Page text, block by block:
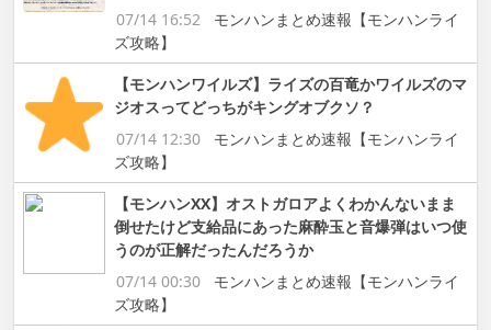
07/14 16:52
モンハンまとめ速報【モンハンライ
ズ攻略】
【モンハンワイルズ】ライズの百竜かワイルズのマ
ジオスってどっちがキングオブクソ？
07/14 12:30
モンハンまとめ速報【モンハンライ
ズ攻略】
【モンハンXX】オストガロアよくわかんないまま
倒せたけど支給品にあった麻酔玉と音爆弾はいつ使
うのが正解だったんだろうか
07/14 00:30
モンハンまとめ速報【モンハンライ
ズ攻略】